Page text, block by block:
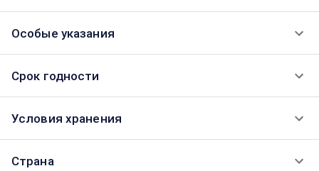
Особые указания
Срок годности
Условия хранения
Страна